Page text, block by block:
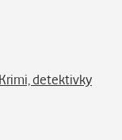
Či snad
po okolí a
jde o dozvuky
k násilnému
Krimi, detektivky